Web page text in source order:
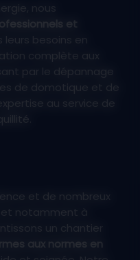
nous
et
complète aux
par le dépannage
de domotique et de
au service de
et de nombreux
notamment à
un chantier
aux normes en